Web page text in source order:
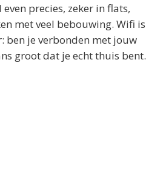
precies, zeker in flats,
met veel bebouwing. Wifi is
ben je verbonden met jouw
groot dat je echt thuis bent.